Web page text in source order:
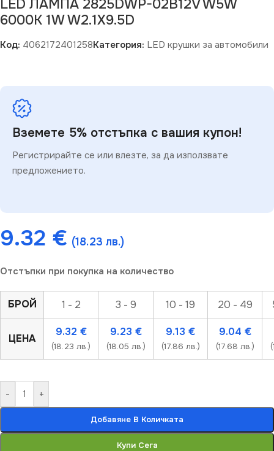
LED ЛАМПА 2825DWP-02B12V W5W
6000K 1W W2.1X9.5D
Код: 4062172401258Категория: LED крушки за автомобили
Вземете 5% отстъпка с вашия купон!
Регистрирайте се или влезте, за да използвате
предложението.
9.32 € (18.23 лв.)
Отстъпки при покупка на количество
БРОЙ 1 - 2 3 - 9 10 - 19 20 - 49
ЦЕНА
9.32 €
(18.23 лв.)
9.23 €
(18.05 лв.)
9.13 €
(17.86 лв.)
9.04 €
(17.68 лв.)
- +
Добавяне В Количката
Купи Сега